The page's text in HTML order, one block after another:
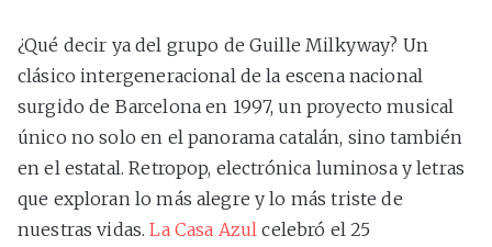
¿Qué decir ya del grupo de Guille Milkyway? Un
clásico intergeneracional de la escena nacional
surgido de Barcelona en 1997, un proyecto musical
único no solo en el panorama catalán, sino también
en el estatal. Retropop, electrónica luminosa y letras
que exploran lo más alegre y lo más triste de
nuestras vidas.La Casa Azul celebró el 25